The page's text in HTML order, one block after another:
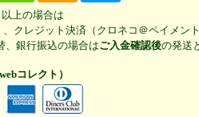
上の場合は
クレジット決済（クロネコ＠ペイメン
、銀行振込の場合はご入金確認後の発送
コレクト）